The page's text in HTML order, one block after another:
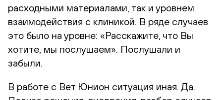
расходными материалами, так и уровнем
взаимодействия с клиникой. В ряде случаев
это было на уровне: «Расскажите, что Вы
хотите, мы послушаем». Послушали и
забыли.
В работе с Вет Юнион ситуация иная. Да.